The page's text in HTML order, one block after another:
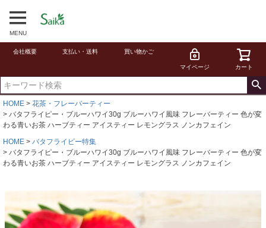
MENU
会社概要 支払い・送料 買い物かご
マイページ カート
HOME
花茶・フレーバーティー
バタフライピー・ブルーハワイ30g ブルーハワイ風味 フレーバーティー 色が変
わる青いお茶 ハーブティー アイスティー レモングラス ノンカフェイン
HOME
バタフライピー特集
バタフライピー・ブルーハワイ30g ブルーハワイ風味 フレーバーティー 色が変
わる青いお茶 ハーブティー アイスティー レモングラス ノンカフェイン